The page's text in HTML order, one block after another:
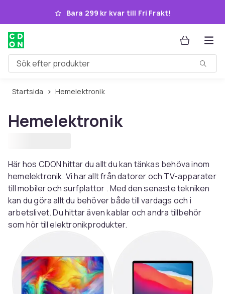
Hoppa till huvudinnehållet
Bara 299 kr kvar till Fri Frakt!
Sök efter produkter
Startsida Hemelektronik
Hemelektronik
Här hos CDON hittar du allt du kan tänkas behöva inom
hemelektronik. Vi har allt från datorer och TV-apparater
till mobiler och surfplattor . Med den senaste tekniken
kan du göra allt du behöver både till vardags och i
arbetslivet. Du hittar även kablar och andra tillbehör
som hör till elektronikprodukter.